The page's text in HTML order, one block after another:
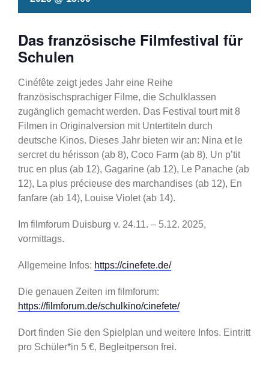
Das französische Filmfestival für
Schulen
Cinéfête zeigt jedes Jahr eine Reihe
französischsprachiger Filme, die Schulklassen
zugänglich gemacht werden. Das Festival tourt mit 8
Filmen in Originalversion mit Untertiteln durch
deutsche Kinos. Dieses Jahr bieten wir an: Nina et le
sercret du hérisson (ab 8), Coco Farm (ab 8), Un p’tit
truc en plus (ab 12), Gagarine (ab 12), Le Panache (ab
12), La plus précieuse des marchandises (ab 12), En
fanfare (ab 14), Louise Violet (ab 14).
Im filmforum Duisburg v. 24.11. – 5.12. 2025,
vormittags.
Allgemeine Infos: https://cinefete.de/
Die genauen Zeiten im filmforum:
https://filmforum.de/schulkino/cinefete/
Dort finden Sie den Spielplan und weitere Infos. Eintritt
pro Schüler*in 5 €, Begleitperson frei.